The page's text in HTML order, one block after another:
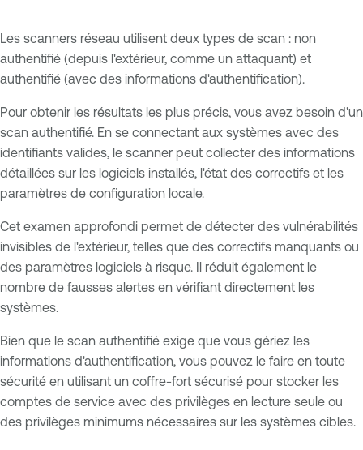
Les scanners réseau utilisent deux types de scan : non
authentifié (depuis l'extérieur, comme un attaquant) et
authentifié (avec des informations d'authentification).
Pour obtenir les résultats les plus précis, vous avez besoin d'un
scan authentifié. En se connectant aux systèmes avec des
identifiants valides, le scanner peut collecter des informations
détaillées sur les logiciels installés, l'état des correctifs et les
paramètres de configuration locale.
Cet examen approfondi permet de détecter des vulnérabilités
invisibles de l'extérieur, telles que des correctifs manquants ou
des paramètres logiciels à risque. Il réduit également le
nombre de fausses alertes en vérifiant directement les
systèmes.
Bien que le scan authentifié exige que vous gériez les
informations d'authentification, vous pouvez le faire en toute
sécurité en utilisant un coffre-fort sécurisé pour stocker les
comptes de service avec des privilèges en lecture seule ou
des privilèges minimums nécessaires sur les systèmes cibles.